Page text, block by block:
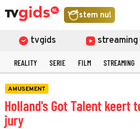
stem nu!
tvgids streaming
REALITY SERIE FILM STREAMING
AMUSEMENT
Holland's Got Talent keert
jury